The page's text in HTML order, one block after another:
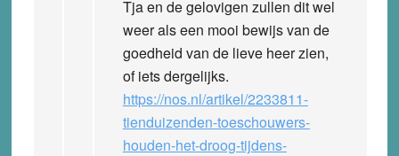
Tja en de gelovigen zullen dit wel
weer als een mooi bewijs van de
goedheid van de lieve heer zien,
of iets dergelijks.
https://nos.nl/artikel/2233811-
tienduizenden-toeschouwers-
houden-het-droog-tijdens-